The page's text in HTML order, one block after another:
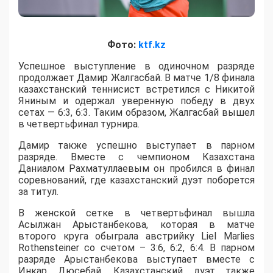
Фото: ktf.kz
Успешное выступление в одиночном разряде
продолжает Дамир Жалгасбай. В матче 1/8 финала
казахстанский теннисист встретился с Никитой
Яниным и одержал уверенную победу в двух
сетах — 6:3, 6:3. Таким образом, Жалгасбай вышел
в четвертьфинал турнира.
Дамир также успешно выступает в парном
разряде. Вместе с чемпионом Казахстана
Даниалом Рахматуллаевым он пробился в финал
соревнований, где казахстанский дуэт поборется
за титул.
В женской сетке в четвертьфинал вышла
Асылжан Арыстанбекова, которая в матче
второго круга обыграла австрийку Liel Marlies
Rothensteiner со счетом – 3:6, 6:2, 6:4. В парном
разряде Арыстанбекова выступает вместе с